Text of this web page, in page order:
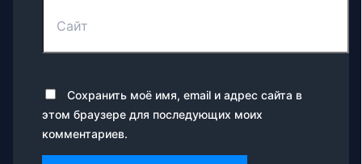
Сохранить моё имя, email и адрес сайта в
этом браузере для последующих моих
комментариев.